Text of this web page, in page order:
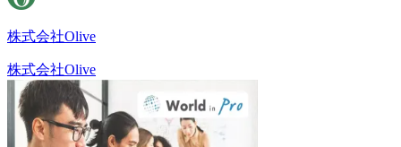
株式会社Olive
株式会社Olive